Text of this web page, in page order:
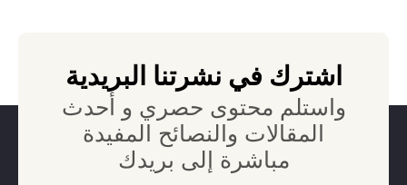
اشترك في نشرتنا البريدية
واستلم محتوى حصري و أحدث
المقالات والنصائح المفيدة
مباشرة إلى بريدك